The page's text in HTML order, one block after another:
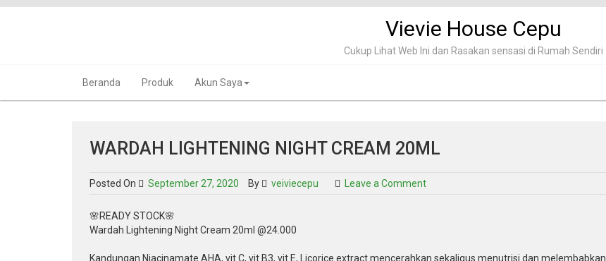
Skip
Vievie House Cepu
Cukup Lihat Web Ini dan Rasakan sensasi di Rumah Sendiri
Beranda Produk Akun Saya
WARDAH LIGHTENING NIGHT CREAM 20ML
Posted On September 27, 2020 By veiviecepu Leave a Commenton
20ml
🌸READY STOCK🌸
Wardah Lightening Night Cream 20ml @24.000
Kandungan Niacinamate AHA, vit C, vit B3, vit E, Licorice extract mencerahkan sekaligus menutrisi dan melembabkan